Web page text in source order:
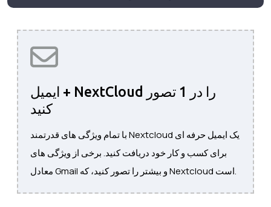
ایمیل + NextCloud را در 1 تصور
کنید
با تمام ویژگی های قدرتمند Nextcloud یک ایمیل حرفه ای
برای کسب و کار خود دریافت کنید. برخی از ویژگی های
معادل Gmail و بیشتر را تصور کنید، که Nextcloud است.